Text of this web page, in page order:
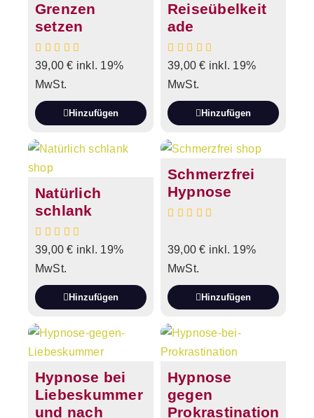
Grenzen
setzen
39,00€ inkl. 19%
MwSt.
Hinzufügen
Reiseübelkeit
ade
39,00€ inkl. 19%
MwSt.
Hinzufügen
Natürlich
schlank
39,00€ inkl. 19%
MwSt.
Hinzufügen
Schmerzfrei
Hypnose
39,00€ inkl. 19%
MwSt.
Hinzufügen
Hypnose bei
Liebeskummer
und nach
Hypnose
gegen
Prokrastination